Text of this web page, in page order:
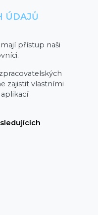
ÚDAJŮ
přístup naši
zajistit vlastními